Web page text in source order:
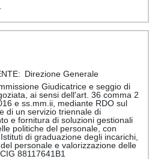
Direzione Generale
Giudicatrice e seggio di
ai sensi dell'art. 36 comma 2
e ss.mm.ii, mediante RDO sul
di un servizio triennale di
e fornitura di soluzioni gestionali
politiche del personale, con
di graduazione degli incarichi,
personale e valorizzazione delle
88117641B1